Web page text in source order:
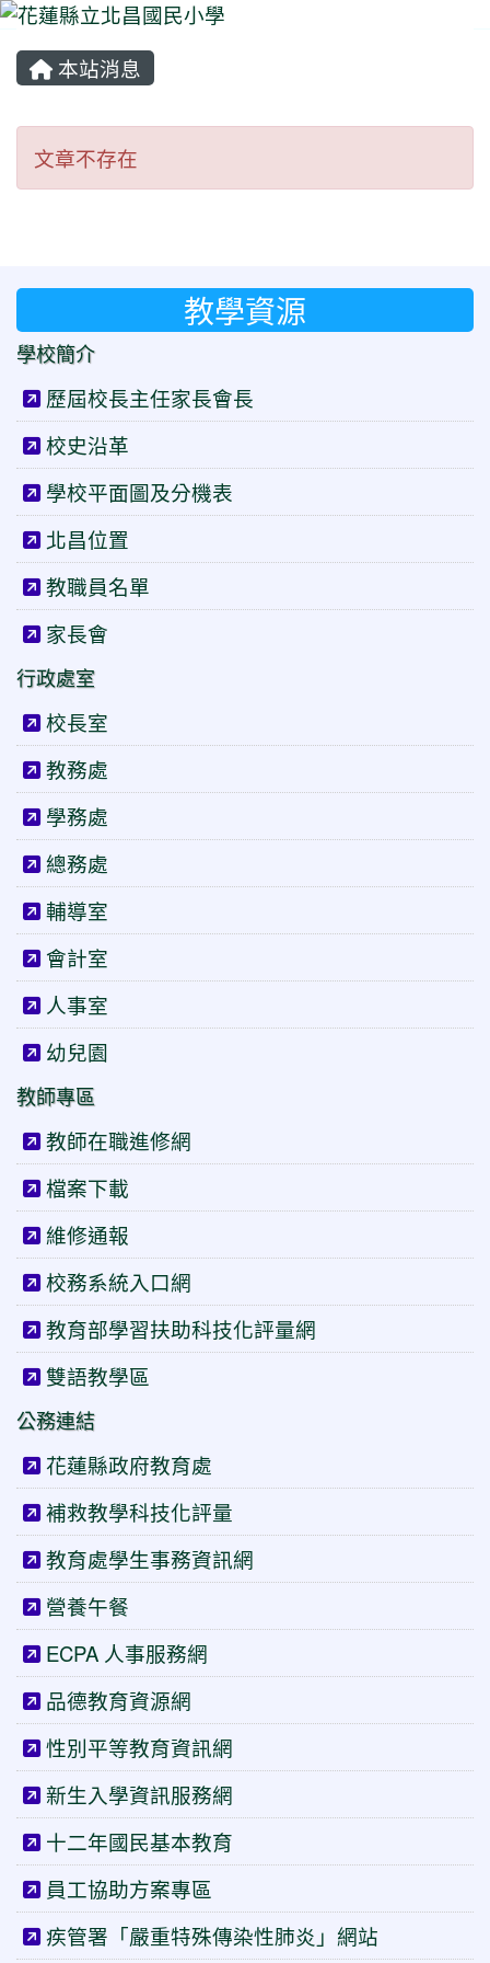
本站消息
文章不存在
文章不存在
教學資源
學校簡介
歷屆校長主任家長會長
校史沿革
學校平面圖及分機表
北昌位置
教職員名單
家長會
行政處室
校長室
教務處
學務處
總務處
輔導室
會計室
人事室
幼兒園
教師專區
教師在職進修網
檔案下載
維修通報
校務系統入口網
教育部學習扶助科技化評量網
雙語教學區
公務連結
花蓮縣政府教育處
補救教學科技化評量
教育處學生事務資訊網
營養午餐
ECPA 人事服務網
品德教育資源網
性別平等教育資訊網
新生入學資訊服務網
十二年國民基本教育
員工協助方案專區
疾管署「嚴重特殊傳染性肺炎」網站